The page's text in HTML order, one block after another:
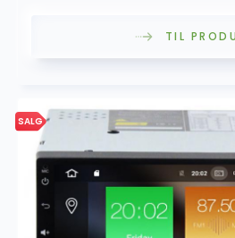
TIL
SALG